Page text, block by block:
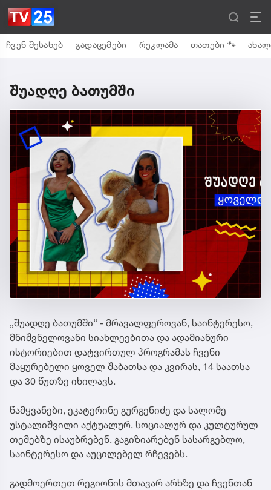
ჩვენ შესახებ გადაცემები რეკლამა თათები 🐾
შუადღე ბათუმში
„შუადღე ბათუმში“ - მრავალფეროვან, საინტერესო,
მნიშვნელოვანი სიახლეებითა და ადამიანური
ისტორიებით დატვირთულ პროგრამას ჩვენი
მაყურებელი ყოველ შაბათსა და კვირას, 14 საათსა
და 30 წუთზე იხილავს.
წამყვანები, ეკატერინე გურგენიძე და სალომე
უსტალიშვილი აქტუალურ, სოციალურ და კულტურულ
თემებზე ისაუბრებენ. გაგიზიარებენ სასარგებლო,
საინტერესო და აუცილებელ რჩევებს.
გადმოერთეთ რეგიონის მთავარ არხზე და ჩვენთან